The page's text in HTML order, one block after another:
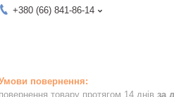
+380 (66) 841-86-14
повернення товару протягом 14 днів за